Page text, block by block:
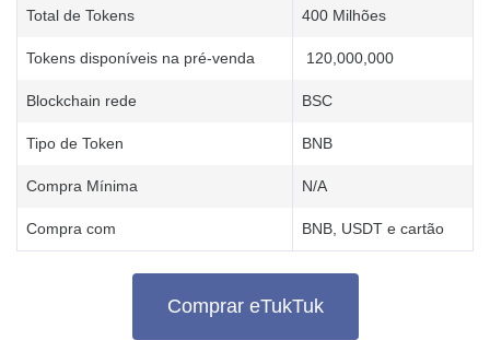
Total de Tokens 400 Milhões
Tokens disponíveis na pré-venda 120,000,000
Blockchain rede BSC
Tipo de Token BNB
Compra Mínima N/A
Compra com BNB, USDT e cartão
Comprar eTukTuk